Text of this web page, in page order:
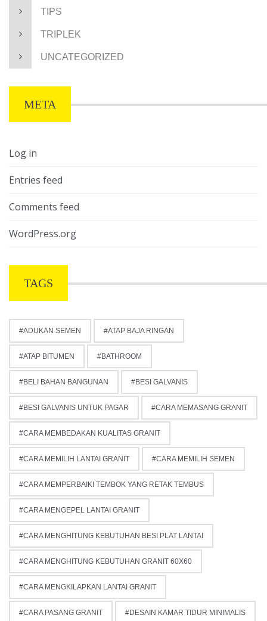
TIPS
TRIPLEK
UNCATEGORIZED
META
Log in
Entries feed
Comments feed
WordPress.org
TAGS
ADUKAN SEMEN ATAP BAJA RINGAN
ATAP BITUMEN BATHROOM
BELI BAHAN BANGUNAN BESI GALVANIS
BESI GALVANIS UNTUK PAGAR CARA MEMASANG GRANIT
CARA MEMBEDAKAN KUALITAS GRANIT
CARA MEMILIH LANTAI GRANIT CARA MEMILIH SEMEN
CARA MEMPERBAIKI TEMBOK YANG RETAK TEMBUS
CARA MENGEPEL LANTAI GRANIT
CARA MENGHITUNG KEBUTUHAN BESI PLAT LANTAI
CARA MENGHITUNG KEBUTUHAN GRANIT 60X60
CARA MENGKILAPKAN LANTAI GRANIT
CARA PASANG GRANIT DESAIN KAMAR TIDUR MINIMALIS